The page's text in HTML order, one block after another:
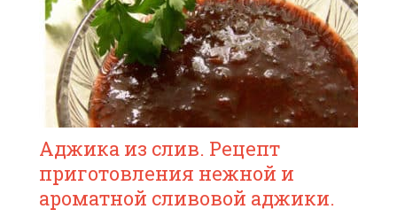
Аджика из слив. Рецепт
приготовления нежной и
ароматной сливовой аджики.